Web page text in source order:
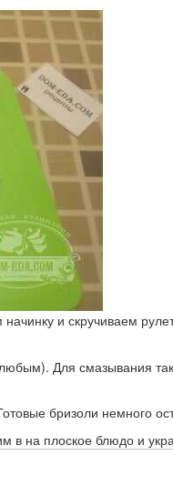
и скручиваем
Для смазывания
бризоли немного
в на плоское блюдо и